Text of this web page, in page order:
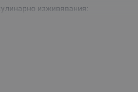
изживявания: